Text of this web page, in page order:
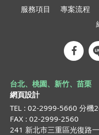
服務項目
專案流程
台北、桃園、新竹、苗栗
網頁設計
TEL : 02-2999-5660 分機
FAX : 02-2999-2560
241 新北市三重區光復路